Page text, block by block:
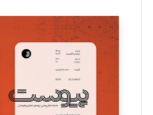
تحریریه
سروش کرمیان
تحریریه